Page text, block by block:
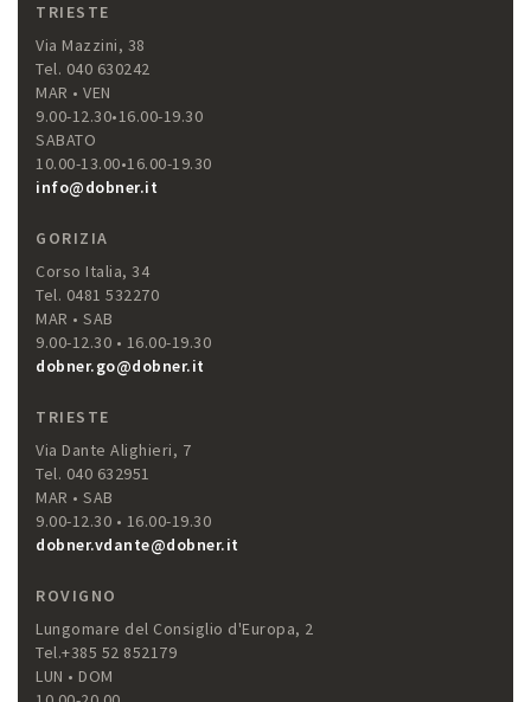
TRIESTE
Via Mazzini, 38
Tel. 040 630242
MAR • VEN
9.00-12.30•16.00-19.30
SABATO
10.00-13.00•16.00-19.30
info@dobner.it
GORIZIA
Corso Italia, 34
Tel. 0481 532270
MAR • SAB
9.00-12.30 • 16.00-19.30
dobner.go@dobner.it
TRIESTE
Via Dante Alighieri, 7
Tel. 040 632951
MAR • SAB
9.00-12.30 • 16.00-19.30
dobner.vdante@dobner.it
ROVIGNO
Lungomare del Consiglio d'Europa, 2
Tel.+385 52 852179
LUN • DOM